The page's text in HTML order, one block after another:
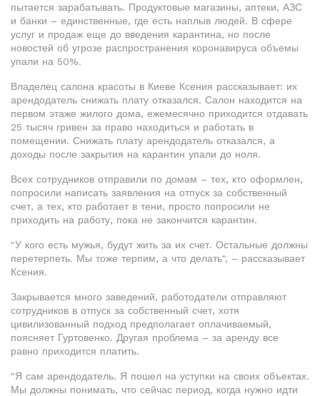
пытается зарабатывать. Продуктовые магазины, аптеки, АЗС
и банки – единственные, где есть наплыв людей. В сфере
услуг и продаж еще до введения карантина, но после
новостей об угрозе распространения коронавируса объемы
упали на 50%.
Владелец салона красоты в Киеве Ксения рассказывает: их
арендодатель снижать плату отказался. Салон находится на
первом этаже жилого дома, ежемесячно приходится отдавать
25 тысяч гривен за право находиться и работать в
помещении. Снижать плату арендодатель отказался, а
доходы после закрытия на карантин упали до ноля.
Всех сотрудников отправили по домам – тех, кто оформлен,
попросили написать заявления на отпуск за собственный
счет, а тех, кто работает в тени, просто попросили не
приходить на работу, пока не закончится карантин.
"У кого есть мужья, будут жить за их счет. Остальные должны
перетерпеть. Мы тоже терпим, а что делать", – рассказывает
Ксения.
Закрывается много заведений, работодатели отправляют
сотрудников в отпуск за собственный счет, хотя
цивилизованный подход предполагает оплачиваемый,
поясняет Гуртовенко. Другая проблема – за аренду все
равно приходится платить.
"Я сам арендодатель. Я пошел на уступки на своих объектах.
Мы должны понимать, что сейчас период, когда нужно идти